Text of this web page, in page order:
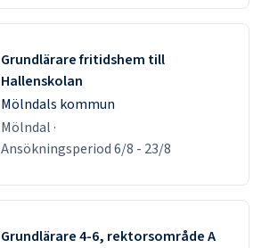
Grundlärare fritidshem till
Hallenskolan
Mölndals kommun
Mölndal ·
Ansökningsperiod6/8 - 23/8
Grundlärare 4-6, rektorsområde A